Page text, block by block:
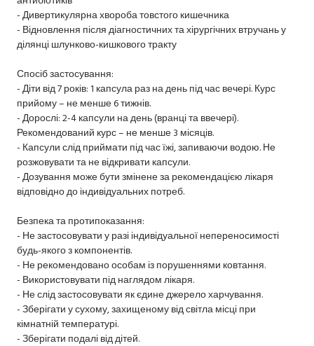
- Дивертикулярна хвороба товстого кишечника
- Відновлення після діагностичних та хірургічних втручань у
ділянці шлунково-кишкового тракту
Спосіб застосування:
- Діти від 7 років: 1 капсула раз на день під час вечері. Курс
прийому – не менше 6 тижнів.
- Дорослі: 2-4 капсули на день (вранці та ввечері).
Рекомендований курс – не менше 3 місяців.
- Капсули слід приймати під час їжі, запиваючи водою. Не
розжовувати та не відкривати капсули.
- Дозування може бути змінене за рекомендацією лікаря
відповідно до індивідуальних потреб.
Безпека та протипоказання:
- Не застосовувати у разі індивідуальної непереносимості
будь-якого з компонентів.
- Не рекомендовано особам із порушеннями ковтання.
- Використовувати під наглядом лікаря.
- Не слід застосовувати як єдине джерело харчування.
- Зберігати у сухому, захищеному від світла місці при
кімнатній температурі.
- Зберігати подалі від дітей.